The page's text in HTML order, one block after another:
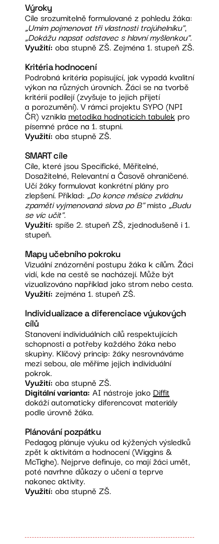
Výroky
Cíle srozumitelně formulované z pohledu žáka:
„Umím pojmenovat tři vlastnosti trojúhelníku",
„Dokážu napsat odstavec s hlavní myšlenkou".
Využití: oba stupně ZŠ. Zejména 1. stupeň ZŠ.
Kritéria hodnocení
Podrobná kritéria popisující, jak vypadá kvalitní
výkon na různých úrovních. Žáci se na tvorbě
kritérií podílejí (zvyšuje to jejich přijetí
a porozumění). V rámci projektu SYPO (NPI
ČR) vznikla metodika hodnoticích tabulekpro
písemné práce na 1. stupni.
Využití: oba stupně ZŠ.
SMART cíle
Cíle, které jsou Specifické, Měřitelné,
Dosažitelné, Relevantní a Časově ohraničené.
Učí žáky formulovat konkrétní plány pro
zlepšení. Příklad: „Do konce měsíce zvládnu
zpaměti vyjmenovaná slova po B"místo „Budu
se víc učit".
Využití: spíše 2. stupeň ZŠ, zjednodušeně i 1.
stupeň.
Mapy učebního pokroku
Vizuální znázornění postupu žáka k cílům. Žáci
vidí, kde na cestě se nacházejí. Může být
vizualizováno například jako strom nebo cesta.
Využití: zejména 1. stupeň ZŠ.
Individualizace a diferenciace výukových
cílů
Stanovení individuálních cílů respektujících
schopnosti a potřeby každého žáka nebo
skupiny. Klíčový princip: žáky nesrovnáváme
mezi sebou, ale měříme jejich individuální
pokrok.
Využití: oba stupně ZŠ.
Digitální varianta: AI nástroje jako Diffit
dokáží automaticky diferencovat materiály
podle úrovně žáka.
Plánování pozpátku
Pedagog plánuje výuku od kýžených výsledků
zpět k aktivitám a hodnocení (Wiggins &
McTighe). Nejprve definuje, co mají žáci umět,
poté navrhne důkazy o učení a teprve
nakonec aktivity.
Využití: oba stupně ZŠ.